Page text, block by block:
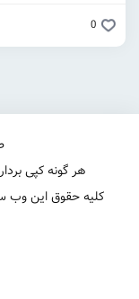
0
هر گونه کپی
کلیه حقوق این وب